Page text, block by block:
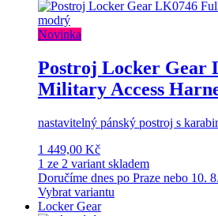
Novinka
Postroj Locker Gear
Military Access
nastavitelný pánský postroj s
1 449,00 Kč
1 ze 2 variant skladem
Doručíme dnes po Praze nebo 10.
Vybrat variantu
Locker Gear